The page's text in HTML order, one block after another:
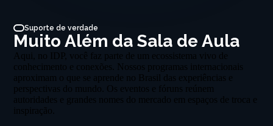
Suporte de verdade
Muito Além da Sala de Aula
Aqui, no IDP, você faz parte de um ecossistema vivo de
conhecimento e conexões. Nossos programas internacionais
aproximam o que se aprende no Brasil das experiências e
perspectivas do mundo. Os eventos e fóruns reúnem
autoridades e grandes nomes do mercado em espaços de troca e
inspiração.